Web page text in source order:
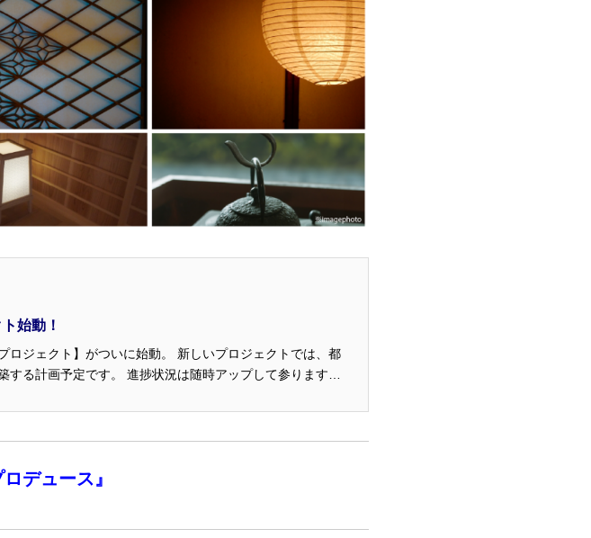
始動！
ロジェクト】がついに始動。 新しいプロジェクトでは、都
況は随時アップして参りますの
ロデュース』